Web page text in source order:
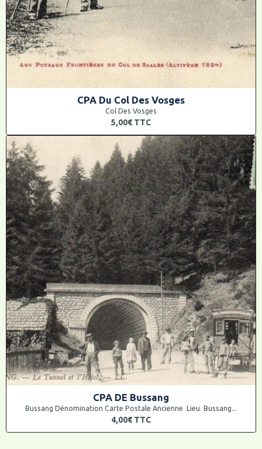
CPA Du Col Des Vosges
Col Des Vosges
5,00€ TTC
CPA DE Bussang
Bussang Dénomination Carte Postale Ancienne Lieu Bussang...
4,00€ TTC